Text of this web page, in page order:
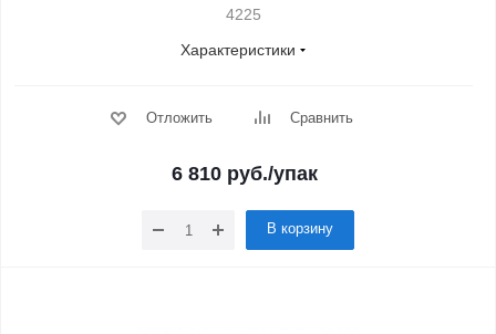
4225
Характеристики
Отложить Сравнить
6 810руб./упак
В корзину